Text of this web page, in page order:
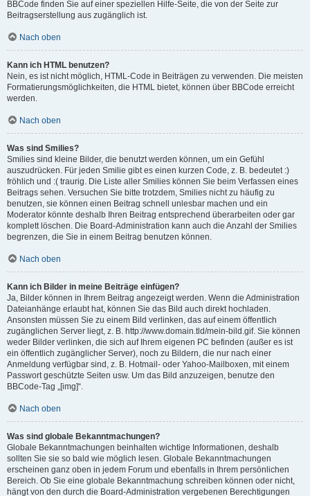
BBCode finden Sie auf einer speziellen Hilfe-Seite, die von der Seite zur
Beitragserstellung aus zugänglich ist.
Nach oben
Kann ich HTML benutzen?
Nein, es ist nicht möglich, HTML-Code in Beiträgen zu verwenden. Die meisten
Formatierungsmöglichkeiten, die HTML bietet, können über BBCode erreicht
werden.
Nach oben
Was sind Smilies?
Smilies sind kleine Bilder, die benutzt werden können, um ein Gefühl
auszudrücken. Für jeden Smilie gibt es einen kurzen Code, z. B. bedeutet :)
fröhlich und :( traurig. Die Liste aller Smilies können Sie beim Verfassen eines
Beitrags sehen. Versuchen Sie bitte trotzdem, Smilies nicht zu häufig zu
benutzen, sie können einen Beitrag schnell unlesbar machen und ein
Moderator könnte deshalb Ihren Beitrag entsprechend überarbeiten oder gar
komplett löschen. Die Board-Administration kann auch die Anzahl der Smilies
begrenzen, die Sie in einem Beitrag benutzen können.
Nach oben
Kann ich Bilder in meine Beiträge einfügen?
Ja, Bilder können in Ihrem Beitrag angezeigt werden. Wenn die Administration
Dateianhänge erlaubt hat, können Sie das Bild auch direkt hochladen.
Ansonsten müssen Sie zu einem Bild verlinken, das auf einem öffentlich
zugänglichen Server liegt, z. B. http://www.domain.tld/mein-bild.gif. Sie können
weder Bilder verlinken, die sich auf Ihrem eigenen PC befinden (außer es ist
ein öffentlich zugänglicher Server), noch zu Bildern, die nur nach einer
Anmeldung verfügbar sind, z. B. Hotmail- oder Yahoo-Mailboxen, mit einem
Passwort geschützte Seiten usw. Um das Bild anzuzeigen, benutze den
BBCode-Tag „[img]“.
Nach oben
Was sind globale Bekanntmachungen?
Globale Bekanntmachungen beinhalten wichtige Informationen, deshalb
sollten Sie sie so bald wie möglich lesen. Globale Bekanntmachungen
erscheinen ganz oben in jedem Forum und ebenfalls in Ihrem persönlichen
Bereich. Ob Sie eine globale Bekanntmachung schreiben können oder nicht,
hängt von den durch die Board-Administration vergebenen Berechtigungen